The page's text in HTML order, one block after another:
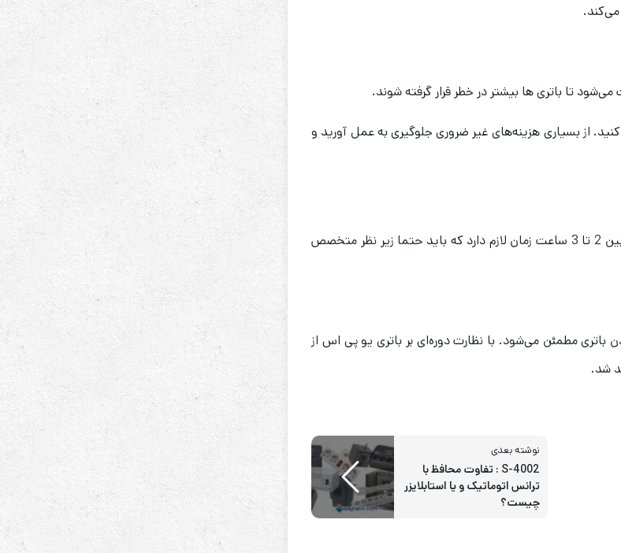
تا باتری ها بیشتر در خطر قرار گرفته شوند.
از بسیاری هزینه‌های غیر ضروری جلوگیری به عمل آورید و
مدت زمان انجام این تست بسته به چند باتری بودن یو پی اس شما معمولا بین 2 تا 3 ساعت زمان لازم دارد که باید حتما زیر نظر متخصص
مطمئن می‌شود. با نظارت دوره‌ای بر باتری یو پی اس از
شد.
نوشته بعدی
S-4002 : تفاوت محافظ با
ترانس اتوماتیک و یا استابلایزر
چیست؟